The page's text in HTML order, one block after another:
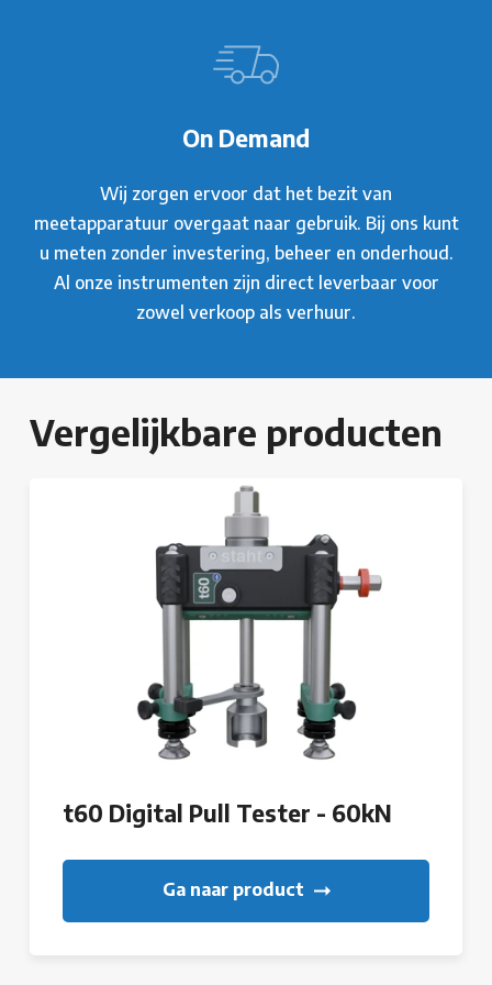
On Demand
Wij zorgen ervoor dat het bezit van
meetapparatuur overgaat naar gebruik. Bij ons kunt
u meten zonder investering, beheer en onderhoud.
Al onze instrumenten zijn direct leverbaar voor
zowel verkoop als verhuur.
Vergelijkbare producten
t60 Digital Pull Tester - 60kN
Ga naar product